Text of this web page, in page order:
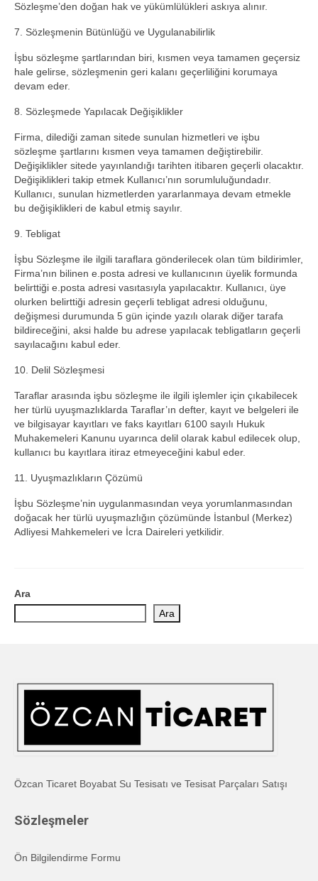
Sözleşme’den doğan hak ve yükümlülükleri askıya alınır.
7. Sözleşmenin Bütünlüğü ve Uygulanabilirlik
İşbu sözleşme şartlarından biri, kısmen veya tamamen geçersiz
hale gelirse, sözleşmenin geri kalanı geçerliliğini korumaya
devam eder.
8. Sözleşmede Yapılacak Değişiklikler
Firma, dilediği zaman sitede sunulan hizmetleri ve işbu
sözleşme şartlarını kısmen veya tamamen değiştirebilir.
Değişiklikler sitede yayınlandığı tarihten itibaren geçerli olacaktır.
Değişiklikleri takip etmek Kullanıcı’nın sorumluluğundadır.
Kullanıcı, sunulan hizmetlerden yararlanmaya devam etmekle
bu değişiklikleri de kabul etmiş sayılır.
9. Tebligat
İşbu Sözleşme ile ilgili taraflara gönderilecek olan tüm bildirimler,
Firma’nın bilinen e.posta adresi ve kullanıcının üyelik formunda
belirttiği e.posta adresi vasıtasıyla yapılacaktır. Kullanıcı, üye
olurken belirttiği adresin geçerli tebligat adresi olduğunu,
değişmesi durumunda 5 gün içinde yazılı olarak diğer tarafa
bildireceğini, aksi halde bu adrese yapılacak tebligatların geçerli
sayılacağını kabul eder.
10. Delil Sözleşmesi
Taraflar arasında işbu sözleşme ile ilgili işlemler için çıkabilecek
her türlü uyuşmazlıklarda Taraflar’ın defter, kayıt ve belgeleri ile
ve bilgisayar kayıtları ve faks kayıtları 6100 sayılı Hukuk
Muhakemeleri Kanunu uyarınca delil olarak kabul edilecek olup,
kullanıcı bu kayıtlara itiraz etmeyeceğini kabul eder.
11. Uyuşmazlıkların Çözümü
İşbu Sözleşme’nin uygulanmasından veya yorumlanmasından
doğacak her türlü uyuşmazlığın çözümünde İstanbul (Merkez)
Adliyesi Mahkemeleri ve İcra Daireleri yetkilidir.
Ara
Ara
Özcan Ticaret Boyabat Su Tesisatı ve Tesisat Parçaları Satışı
Sözleşmeler
Ön Bilgilendirme Formu